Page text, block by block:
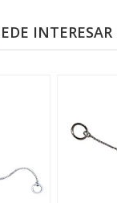
INTERESAR